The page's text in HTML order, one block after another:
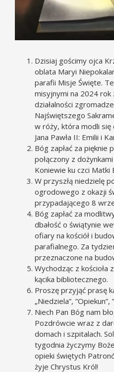
Dzisiaj gościmy ojca
oblata Maryi
parafii Misje Święte.
misyjnymi na 2024
działalności
Najświętszego
w róży, która modli
Jana Pawła II: Emilii i
Bóg zapłać za
połączony z
Koniewie ku czci Matki
W przyszłą niedzielę
ogrodowego z okazji
przypadającego 8
Bóg zapłać za
dbałość o świątynie
ofiary na kościół i
parafialnego. Za
przeznaczone na
Wychodząc z kościoła
kącika bibliotecznego.
Proszę przyjąć prasę
„Niedziela”, ”Opiekun”,
Niech Pan Bóg nam
Pozdrówcie wraz z
domach i szpitalach.
tygodnia życzymy
opieki świętych
żyje Chrystus Król!